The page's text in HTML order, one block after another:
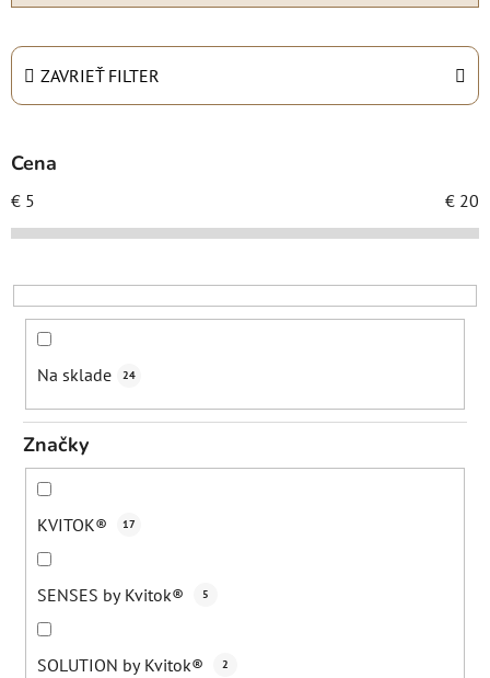
d
e
i
p
r
o
d
k
ZAVRIEŤ FILTER
Cena
€ 5 € 20
Na sklade 24
Značky
KVITOK® 17
SENSES by Kvitok® 5
SOLUTION by Kvitok® 2